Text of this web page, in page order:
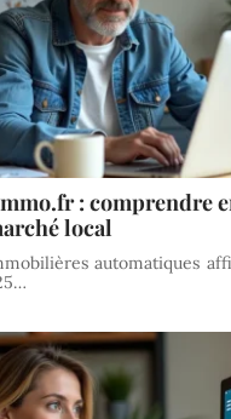
: comprendre
local
automatiques
…